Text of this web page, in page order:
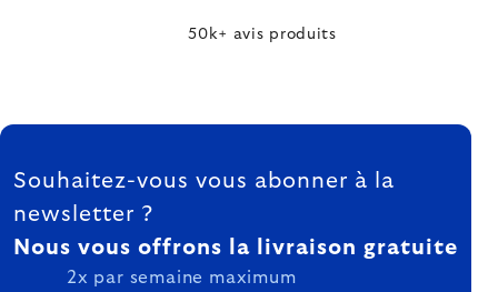
50k+ avis produits
FOOTER
Souhaitez-vous vous abonner à la
newsletter ?
Nous vous offrons la livraison gratuite
2x par semaine maximum